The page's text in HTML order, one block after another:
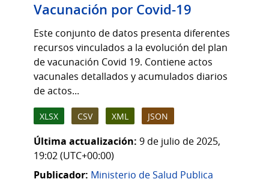
Vacunación por Covid-19
Este conjunto de datos presenta diferentes
recursos vinculados a la evolución del plan
de vacunación Covid 19. Contiene actos
vacunales detallados y acumulados diarios
de actos...
XLSX CSV XML JSON
Última actualización: 9 de julio de 2025,
19:02 (UTC+00:00)
Publicador: Ministerio de Salud Publica